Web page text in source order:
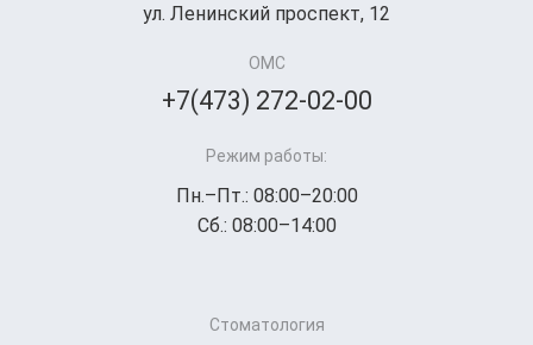
ул. Ленинский проспект, 12
ОМС
+7(473) 272-02-00
Режим работы:
Пн.–Пт.: 08:00–20:00
Сб.: 08:00–14:00
Стоматология